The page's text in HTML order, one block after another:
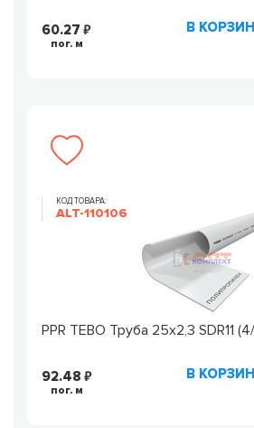
60.27
пог. м
В
КОД ТОВАРА:
ALT-110106
PPR TEBO Труба 25х2,3 SDR11
92.48
пог. м
В